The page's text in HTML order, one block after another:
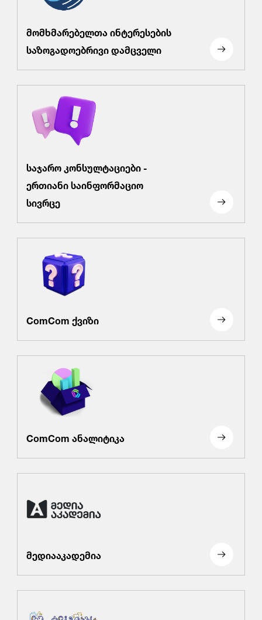
მომხმარებელთა ინტერესების
საზოგადოებრივი დამცველი
საჯარო კონსულტაციები -
ერთიანი საინფორმაციო
სივრცე
ComCom ქვიზი
ComCom ანალიტიკა
მედიააკადემია